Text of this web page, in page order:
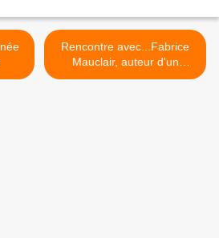
Rencontre avec...Fabrice
Mauclair, auteur d'un
nouveau livre >